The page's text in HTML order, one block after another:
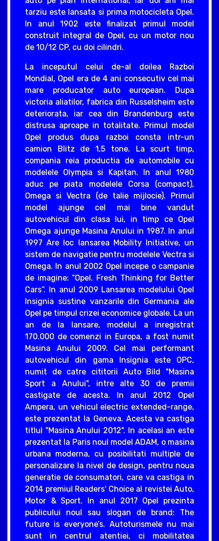
tarziu este lansata si prima motocicleta Opel.
In anul 1902 este finalizat primul model
construit integral de Opel, cu un motor nou
de 10/12 CP, cu doi cilindri.
La inceputul celui de-al doilea Razboi
Mondial, Opel era de 4 ani consecutiv cel mai
mare producator auto european. Dupa
victoria aliatilor, fabrica din Russelsheim este
deteriorata, iar cea din Brandenburg este
distrusa aproape in totalitate. Primul model
Opel produs dupa razboi consta intr-un
camion Blitz de 1,5 tone. La scurt timp,
compania reia productia de automobile cu
modelele Olympia si Kapitan. In anul 1980
aduc pe piata modelele Corsa (compact),
Omega si Vectra (de talie mijlocie). Primul
model ajunge cel mai bine vandut
autovehicul din clasa lui, in timp ce Opel
Omega ajunge Masina Anului in 1987. In anul
1997 Are loc lansarea Mobility Initiative, un
sistem de navigatie pentru modelele Vectra si
Omega. In anul 2002 Opel incepe o campanie
de imagine: “Opel. Fresh Thinking for Better
Cars”. In anul 2009 Lansarea modelului Opel
Insignia sustine vanzarile din Germania ale
Opel pe timpul crizei economice globale. La un
an de la lansare, modelul a inregistrat
170.000 de comenzi in Europa, a fost numit
Masina Anului 2009. Cel mai performant
autovehicul din gama Insignia este OPC,
numit de catre cititorii Auto Bild "Masina
Sport a Anului", intre alte 30 de premii
castigate de acesta. In anul 2012 Opel
Ampera, un vehicul electric extended-range,
este prezentat la Geneva. Acesta va castiga
titlul "Masina Anului 2012". In acelasi an este
prezentat la Paris noul model ADAM, o masina
urbana moderna, cu posibilitati multiple de
personalizare la nivel de design, pentru noua
generatie de consumatori, care va castiga in
2014 premiul Readers' Choice al revistei Auto,
Motor & Sport. In anul 2017 Opel prezinta
publicului noul sau slogan de brand: The
future is everyone’s. Autoturismele nu mai
sunt in centrul atentiei, ci mobilitatea